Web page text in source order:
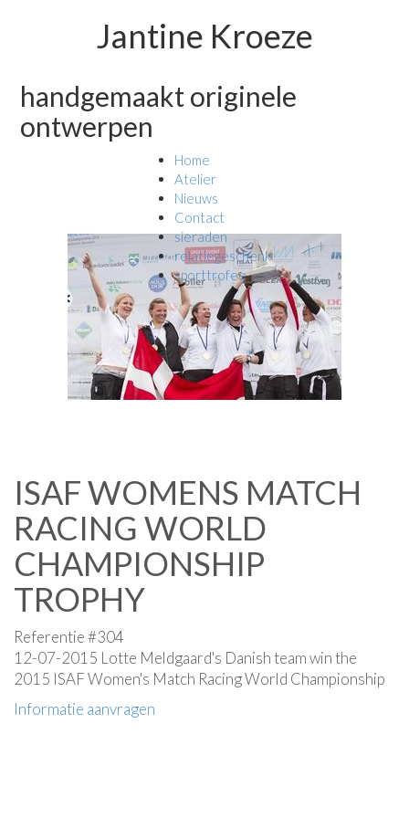
Jantine Kroeze
handgemaakt originele
ontwerpen
Home
Atelier
Nieuws
Contact
sieraden
relatiegeschenk
sporttrofee
ISAF WOMENS MATCH
RACING WORLD
CHAMPIONSHIP
TROPHY
Referentie #304
12-07-2015 Lotte Meldgaard's Danish team win the
2015 ISAF Women's Match Racing World Championship
Informatie aanvragen